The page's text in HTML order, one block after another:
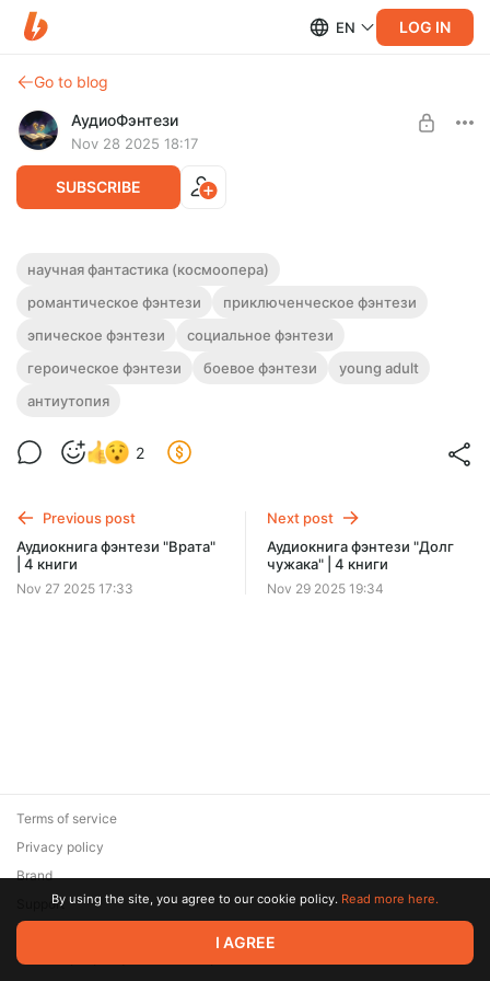
EN LOG IN
Go to blog
АудиоФэнтези
Nov 28 2025 18:17
SUBSCRIBE
Аудиокнига фэнтези "Небосвод" |
Трилогия
Полная версия.
рекламы и любых ограничений!
Level required:
UNLOCK WITH DISCOUNT
Billed every 12 months.
The discount applies to the first 12 months only.
научная фантастика (космоопера)
романтическое фэнтези
приключенческое фэнтези
эпическое фэнтези
социальное фэнтези
героическое фэнтези
боевое фэнтези
young adult
антиутопия
2
Previous post
Аудиокнига фэнтези "Врата"
| 4 книги
Nov 27 2025 17:33
Next post
Аудиокнига фэнтези "Долг
чужака" | 4 книги
Nov 29 2025 19:34
© 2026 Zaya Solutions Limited. All rights reserved. All trademarks
are the property of their respective owners.
Terms of service
Privacy policy
Brand
SupportBy using the site, you agree to our cookie policy. Read more here.
I AGREE